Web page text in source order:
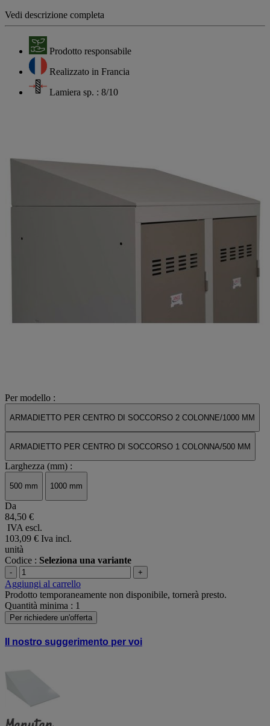
Vedi descrizione completa
Prodotto responsabile
Realizzato in Francia
Lamiera sp. : 8/10
Per modello :
ARMADIETTO PER CENTRO DI SOCCORSO 2 COLONNE/1000 MM
ARMADIETTO PER CENTRO DI SOCCORSO 1 COLONNA/500 MM
Larghezza (mm) :
500 mm 1000 mm
Da
84,50 €
IVA escl.
103,09 € Iva incl.
unità
Codice : Seleziona una variante
- +
Aggiungi al carrello
Prodotto temporaneamente non disponibile, tornerà presto.
Quantità minima : 1
Per richiedere un'offerta
Il nostro suggerimento per voi